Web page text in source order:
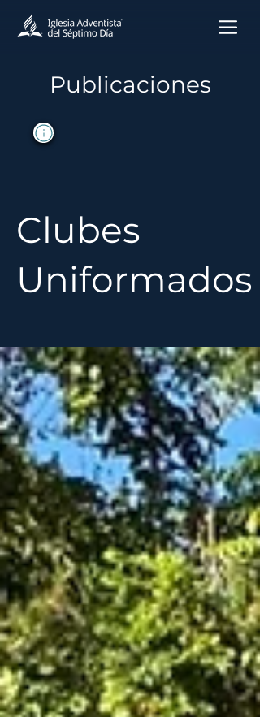
Publicaciones
Clubes
Uniformados